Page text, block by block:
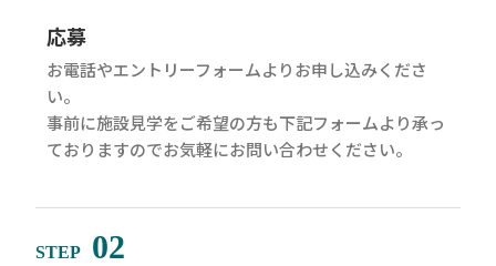
応募
お電話やエントリーフォームよりお申し込みくださ
い。
事前に施設見学をご希望の方も下記フォームより承っ
ておりますのでお気軽にお問い合わせください。
STEP 02